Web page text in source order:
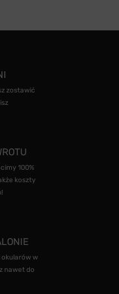
zostawić
100%
koszty
w
nawet do